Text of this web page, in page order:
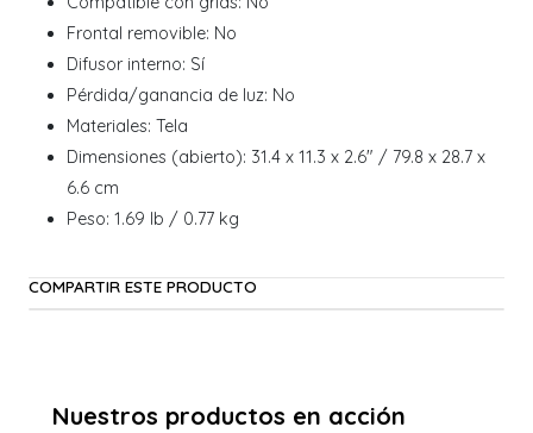
Frontal removible: No
Difusor interno: Sí
Pérdida/ganancia de luz: No
Materiales: Tela
Dimensiones (abierto): 31.4 x 11.3 x 2.6" / 79.8 x 28.7 x
6.6 cm
Peso: 1.69 lb / 0.77 kg
COMPARTIR ESTE PRODUCTO